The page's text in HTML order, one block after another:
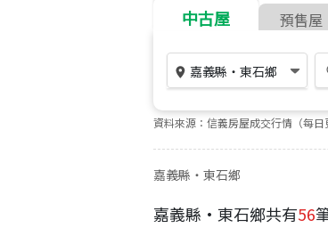
中古屋 預售屋
嘉義縣 ・ 東石鄉
資料來源：信義房屋成交行情（每
嘉義縣・東石鄉
嘉義縣 · 東石鄉共有56